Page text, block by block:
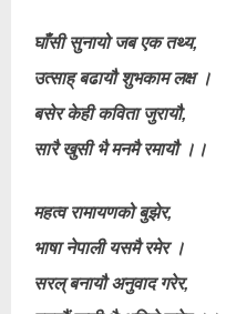
घाँसी सुनायो जब एक तथ्य,
उत्साह् बढायौ शुभकाम लक्ष ।
बसेर केही कविता जुरायौ,
सारै खुसी भै मनमै रमायौ ।।
महत्व रामायणको बुझेर,
भाषा नेपाली यसमै रमेर ।
सरल् बनायौ अनुवाद गरेर,